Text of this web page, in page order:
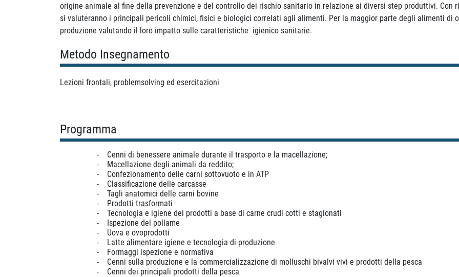
origine animale al fine della prevenzione e del controllo dei rischio sanitario in relazione ai diversi step produttivi. Con
si valuteranno i principali pericoli chimici, fisici e biologici correlati agli alimenti. Per la maggior parte degli alimenti di
produzione valutando il loro impatto sulle caratteristiche igienico sanitarie.
Metodo Insegnamento
Lezioni frontali, problemsolving ed esercitazioni
Programma
-
Cenni di benessere animale durante il trasporto e la macellazione;
-
Macellazione degli animali da reddito;
-
Confezionamento delle carni sottovuoto e in ATP
-
Classificazione delle carcasse
-
Tagli anatomici delle carni bovine
-
Prodotti trasformati
-
Tecnologia e igiene dei prodotti a base di carne crudi cotti e stagionati
-
Ispezione del pollame
-
Uova e ovoprodotti
-
Latte alimentare igiene e tecnologia di produzione
-
Formaggi ispezione e normativa
-
Cenni sulla produzione e la commercializzazione di molluschi bivalvi vivi e prodotti della pesca
-
Cenni dei principali prodotti della pesca